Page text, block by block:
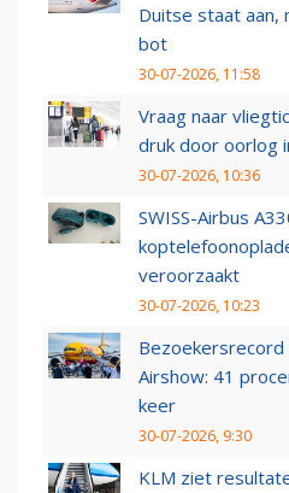
Duitse staat aan,
bot
30-07-2026, 11:58
Vraag naar
druk door oorlog
30-07-2026, 10:36
SWISS-Airbus
veroorzaakt
30-07-2026, 10:23
Airshow: 41
keer
30-07-2026, 9:30
KLM ziet